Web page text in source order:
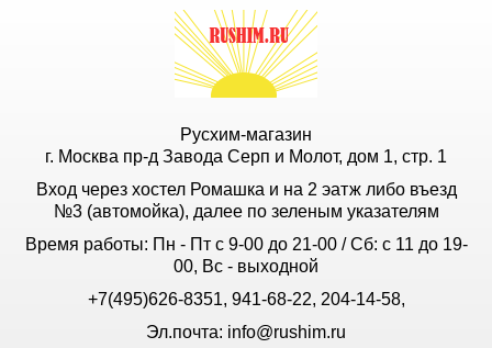
Русхим-магазин
г. Москва пр-д Завода Серп и Молот, дом 1, стр. 1
Вход через хостел Ромашка и на 2 эатж либо въезд
№3 (автомойка), далее по зеленым указателям
Время работы: Пн - Пт с 9-00 до 21-00 / Сб: с 11 до 19-
00, Вс - выходной
+7(495)626-8351, 941-68-22, 204-14-58,
Эл.почта: info@rushim.ru